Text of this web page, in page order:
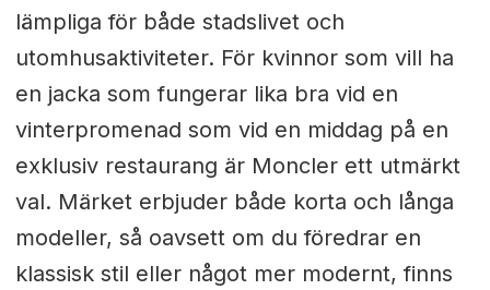
lämpliga för både stadslivet och
utomhusaktiviteter. För kvinnor som vill ha
en jacka som fungerar lika bra vid en
vinterpromenad som vid en middag på en
exklusiv restaurang är Moncler ett utmärkt
val. Märket erbjuder både korta och långa
modeller, så oavsett om du föredrar en
klassisk stil eller något mer modernt, finns